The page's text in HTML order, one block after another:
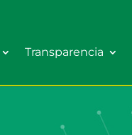
Transparencia